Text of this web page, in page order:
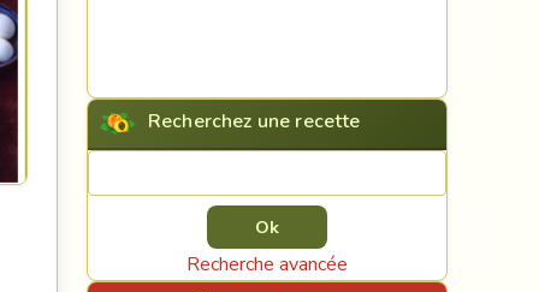
Recherchez une recette
Recherche avancée